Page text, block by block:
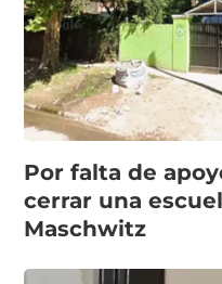
Por falta de
cerrar una
Maschwitz